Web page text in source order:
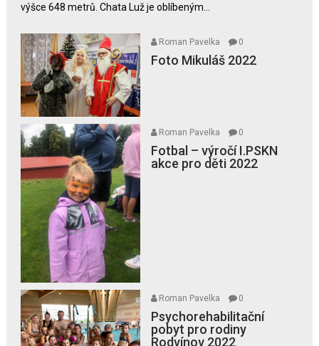
výšce 648 metrů. Chata Luž je oblíbeným...
Roman Pavelka 0
Foto Mikuláš 2022
Roman Pavelka 0
Fotbal – výročí I.PSKN
akce pro děti 2022
Roman Pavelka 0
Psychorehabilitační
pobyt pro rodiny
Rodvínov 2022